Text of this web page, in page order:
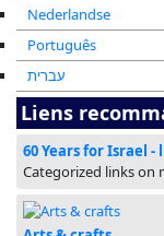
Nederlandse
Português
עברית
Liens
60 Years for Israel -
Categorized links on